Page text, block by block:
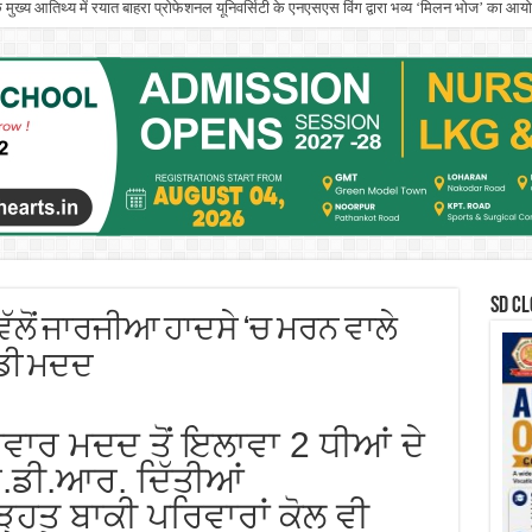
मुख्य आतिथ्य में रयात बाहरा प्रोफेशनल यूनिवर्सिटी के एनएसएस विंग द्वारा भव्य ‘मिलन भोज’ का
के तहत आयोजित एंटरप्रेन्योरशिप सेमिनार ने युवा इनोवेटर्स को किया प्रेरित
ਜਾਰਜੀਆ ਹਾਦਸੇ ‘ਚ ਮਰਨ ਵਾਲੇ
ਮਦਦ
ਮਦਦ ਤੋਂ ਇਲਾਵਾ 2 ਧੀਆਂ ਦੇ
ਦਿੱਤੀਆਂ
ਬਾਕੀ ਪਰਿਵਾਰਾਂ ਕੋਲ ਵੀ
SD